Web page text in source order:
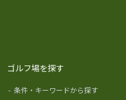
ゴルフ場を探す
- 条件・キーワードから探す